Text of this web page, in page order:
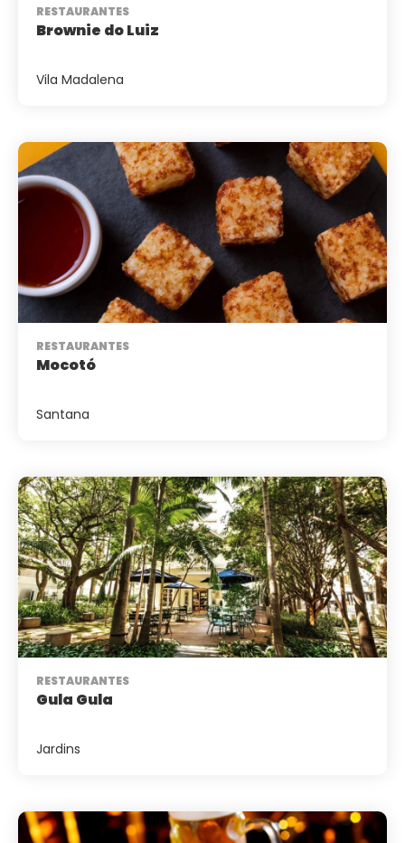
RESTAURANTES
Brownie do Luiz
Vila Madalena
RESTAURANTES
Mocotó
Santana
RESTAURANTES
Gula Gula
Jardins